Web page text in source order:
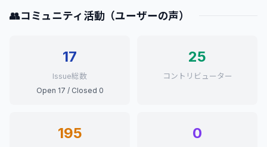
👥コミュニティ活動（ユーザーの声）
17
Issue総数
Open 17 / Closed 0
25
コントリビューター
195 0